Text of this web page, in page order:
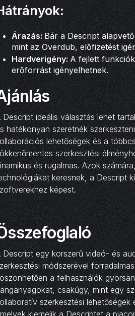
Árazás: Bár a Descript
mint az Overdub, előfizetést
Hardverigény: A fejlett
erőforrást igényelhetnek.
Descript ideális választás lehet
hatékonyan szeretnék
lehetőségek és a
szerkesztési
és rugalmas. Azok
keresnek, a Descript
képest.
Descript egy korszerű videó- és
módszerével
a felhasználók
csakúgy, mint egy
szerkesztési